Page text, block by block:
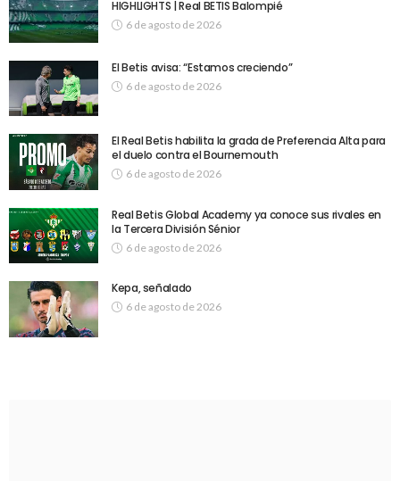
HIGHLIGHTS | Real BETIS Balompié
6 de agosto de 2026
El Betis avisa: “Estamos creciendo”
6 de agosto de 2026
El Real Betis habilita la grada de Preferencia Alta para
el duelo contra el Bournemouth
6 de agosto de 2026
Real Betis Global Academy ya conoce sus rivales en
la Tercera División Sénior
6 de agosto de 2026
Kepa, señalado
6 de agosto de 2026